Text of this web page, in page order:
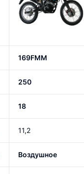
169FMM
250
18
11,2
Воздушное